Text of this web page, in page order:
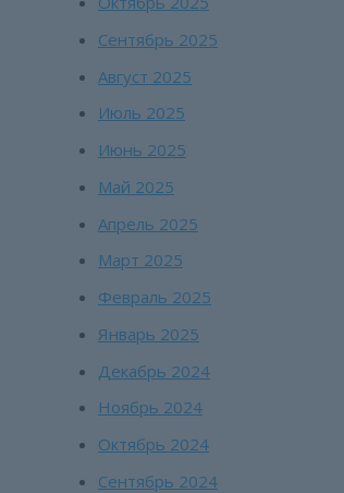
Сентябрь 2025
Август 2025
Июль 2025
Июнь 2025
Май 2025
Апрель 2025
Март 2025
Февраль 2025
Январь 2025
Декабрь 2024
Ноябрь 2024
Октябрь 2024
Сентябрь 2024